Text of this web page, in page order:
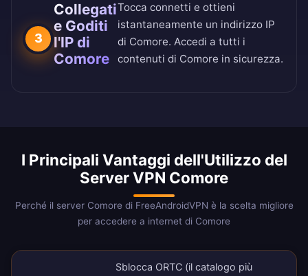
3
Collegati
e Goditi
l'IP di
Comore
Tocca connetti e ottieni
istantaneamente un indirizzo IP
di Comore. Accedi a tutti i
contenuti di Comore in sicurezza.
I Principali Vantaggi dell'Utilizzo del
Server VPN Comore
Perché il server Comore di FreeAndroidVPN è la scelta migliore
per accedere a internet di Comore
Sblocca ORTC (il catalogo più